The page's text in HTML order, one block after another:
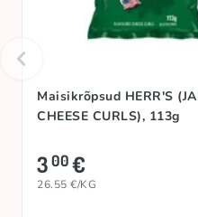
Maisikrõpsud HERR'S
CHEESE CURLS), 113g
300€
26.55 €/KG